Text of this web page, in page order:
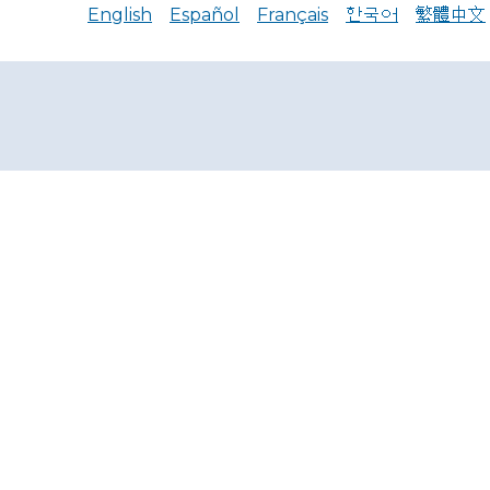
English Español Français 한국어 繁體中文